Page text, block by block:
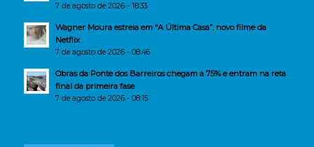
7 de agosto de 2026 - 18:33
Wagner Moura estreia em “A Última Casa”, novo filme da
Netflix
7 de agosto de 2026 - 08:46
Obras da Ponte dos Barreiros chegam a 75% e entram na reta
final da primeira fase
7 de agosto de 2026 - 08:15